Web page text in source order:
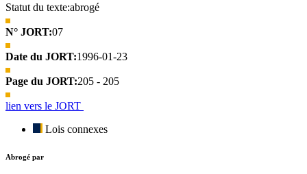
Statut du texte:abrogé
N° JORT:07
Date du JORT:1996-01-23
Page du JORT:205 - 205
lien vers le JORT
Lois connexes
Abrogé par